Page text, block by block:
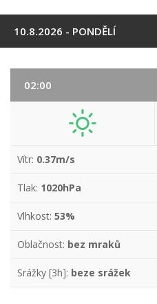
10.8.2026 - PONDĚLÍ
02:00
Vítr: 0.37m/s
Tlak: 1020hPa
Vlhkost: 53%
Oblačnost: bez mraků
Srážky [3h]: beze srážek